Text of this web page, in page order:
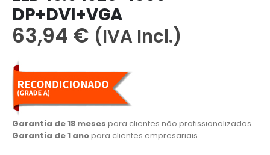
DP+DVI+VGA
63,94 € (IVA Incl.)
Garantia de 18 meses para clientes não profissionalizados
Garantia de 1 anopara clientes empresariais